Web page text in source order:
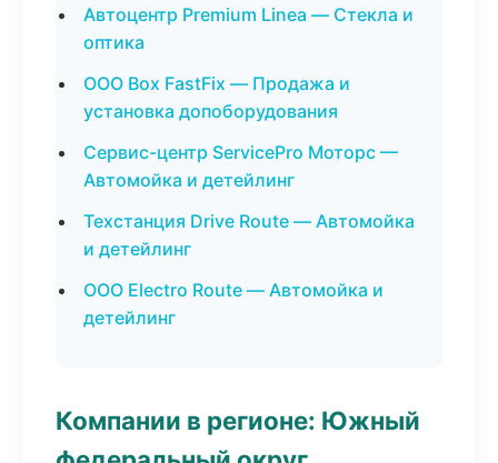
Автоцентр Premium Linea — Стекла и
оптика
ООО Box FastFix — Продажа и
установка допоборудования
Сервис-центр ServicePro Моторс —
Автомойка и детейлинг
Техстанция Drive Route — Автомойка
и детейлинг
ООО Electro Route — Автомойка и
детейлинг
Компании в регионе: Южный